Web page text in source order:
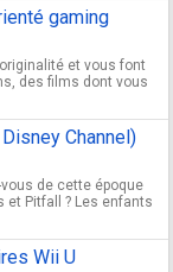
gaming
et vous font
des films dont vous
Channel)
de cette époque
et Pitfall ? Les enfants
Wii U